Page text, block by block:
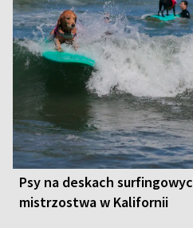
Psy na deskach
mistrzostwa w Kalifornii